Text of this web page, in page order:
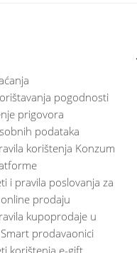
pogodnosti
prigovora
podataka
korištenja Konzum
i pravila poslovanja za
prodaju
kupoprodaje u
prodavaonici
korištenja e-gift